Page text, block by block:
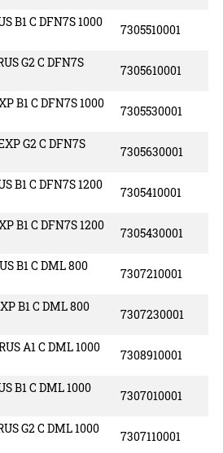
B1 C DFN7S 1000
7305510001
G2 C DFN7S
7305610001
B1 C DFN7S 1000
7305530001
G2 C DFN7S
7305630001
B1 C DFN7S 1200
7305410001
B1 C DFN7S 1200
7305430001
B1 C DML 800
7307210001
B1 C DML 800
7307230001
A1 C DML 1000
7308910001
B1 C DML 1000
7307010001
G2 C DML 1000
7307110001